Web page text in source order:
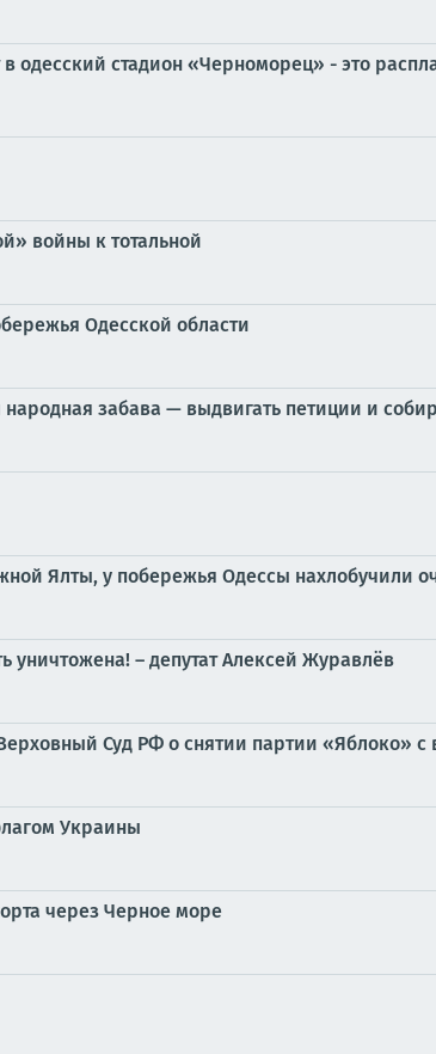
стадион «Черноморец» - это
войны к тотальной
Одесской области
забава — выдвигать петиции и
Ялты, у побережья Одессы нахлобучили
– депутат Алексей Журавлёв
Суд РФ о снятии партии «Яблоко» с
Украины
через Черное море